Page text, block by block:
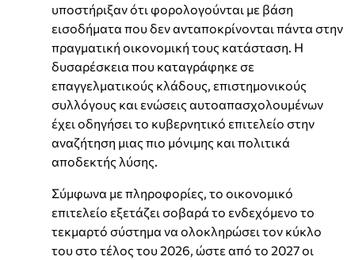
υποστήριξαν ότι φορολογούνται με βάση
εισοδήματα που δεν ανταποκρίνονται πάντα στην
πραγματική οικονομική τους κατάσταση. Η
δυσαρέσκεια που καταγράφηκε σε
επαγγελματικούς κλάδους, επιστημονικούς
συλλόγους και ενώσεις αυτοαπασχολουμένων
έχει οδηγήσει το κυβερνητικό επιτελείο στην
αναζήτηση μιας πιο μόνιμης και πολιτικά
αποδεκτής λύσης.
Σύμφωνα με πληροφορίες, το οικονομικό
επιτελείο εξετάζει σοβαρά το ενδεχόμενο το
τεκμαρτό σύστημα να ολοκληρώσει τον κύκλο
του στο τέλος του 2026, ώστε από το 2027 οι